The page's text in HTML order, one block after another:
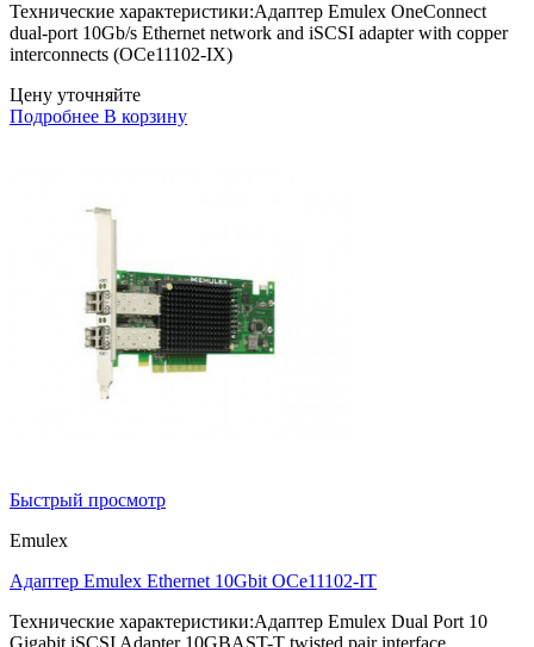
Технические характеристики:Адаптер Emulex OneConnect
dual-port 10Gb/s Ethernet network and iSCSI adapter with copper
interconnects (OCe11102-IX)
Цену уточняйте
Подробнее В корзину
Быстрый просмотр
Emulex
Адаптер Emulex Ethernet 10Gbit OCe11102-IT
Технические характеристики:Адаптер Emulex Dual Port 10